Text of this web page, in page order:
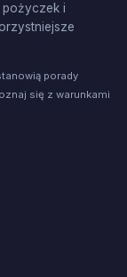
pożyczek i
porady
się z warunkami